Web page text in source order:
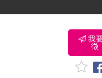
我
徵